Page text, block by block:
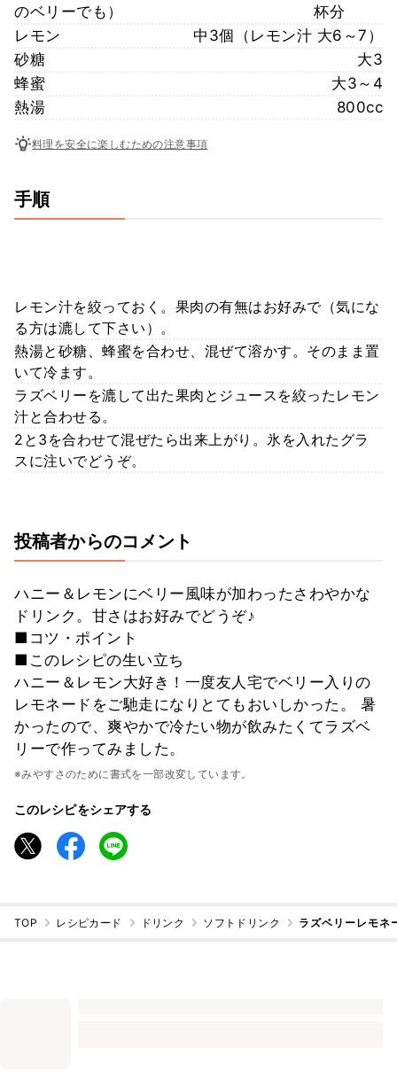
のベリーでも）
杯分
レモン
中3個（レモン汁 大6～7）
砂糖
大3
蜂蜜
大3～4
熱湯
800cc
料理を安全に楽しむための注意事項
手順
レモン汁を絞っておく。果肉の有無はお好みで（気にな
る方は漉して下さい）。
熱湯と砂糖、蜂蜜を合わせ、混ぜて溶かす。そのまま置
いて冷ます。
ラズベリーを漉して出た果肉とジュースを絞ったレモン
汁と合わせる。
2と3を合わせて混ぜたら出来上がり。氷を入れたグラ
スに注いでどうぞ。
投稿者からのコメント
ハニー＆レモンにベリー風味が加わったさわやかな
ドリンク。甘さはお好みでどうぞ♪
■コツ・ポイント
■このレシピの生い立ち
ハニー＆レモン大好き！一度友人宅でベリー入りの
レモネードをご馳走になりとてもおいしかった。 暑
かったので、爽やかで冷たい物が飲みたくてラズベ
リーで作ってみました。
※みやすさのために書式を一部改変しています。
このレシピをシェアする
TOP レシピカード ドリンク ソフトドリンク ラズベリーレモネ